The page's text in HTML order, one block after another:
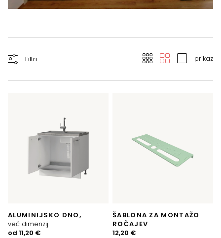
ALUMINIJSKO DNO,
več dimenzij
od 11,20 €
ŠABLONA ZA MONTAŽO
ROČAJEV
12,20 €
Filtri prikaz